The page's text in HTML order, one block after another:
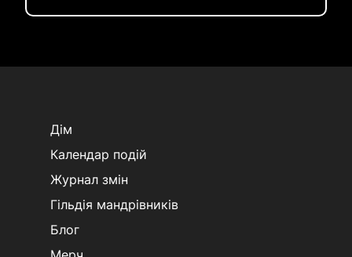
Дім
Календар подій
Журнал змін
Гільдія мандрівників
Блог